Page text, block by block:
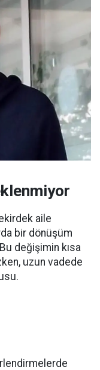
aile
bir dönüşüm
değişimin kısa
uzun vadede